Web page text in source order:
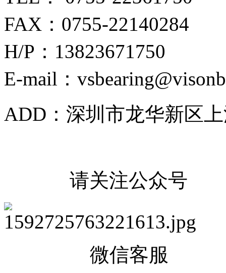
FAX：0755-22140284
H/P：13823671750
E-mail：
ADD：深圳市龙华新区
请关注公众号
微信客服